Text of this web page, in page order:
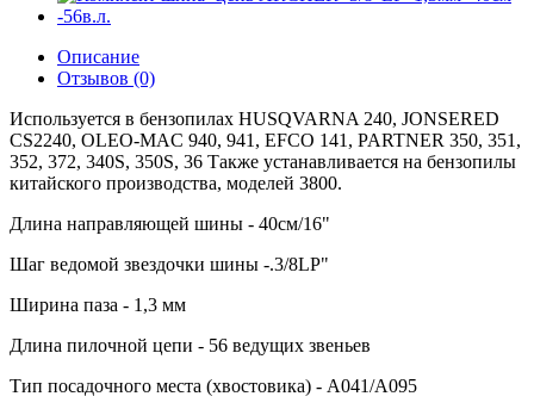
Описание
Отзывов (0)
Используется в бензопилах HUSQVARNA 240, JONSERED
CS2240, OLEO-MAC 940, 941, EFCO 141, PARTNER 350, 351,
352, 372, 340S, 350S, 36 Также устанавливается на бензопилы
китайского производства, моделей 3800.
Длина направляющей шины - 40см/16"
Шаг ведомой звездочки шины -.3/8LP"
Ширина паза - 1,3 мм
Длина пилочной цепи - 56 ведущих звеньев
Тип посадочного места (хвостовика) - A041/A095